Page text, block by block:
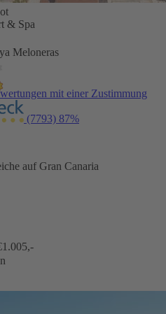
& Spa
Meloneras
mit einer Zustimmung
(7793) 87%
auf Gran Canaria
1.005,-